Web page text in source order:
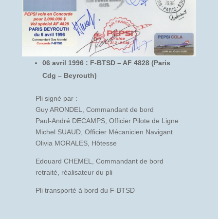
06 avril 1996 : F-BTSD – AF 4828 (Paris
Cdg – Beyrouth)
Pli signé par :
Guy ARONDEL, Commandant de bord
Paul-André DECAMPS, Officier Pilote de Ligne
Michel SUAUD, Officier Mécanicien Navigant
Olivia MORALES, Hôtesse
Edouard CHEMEL, Commandant de bord
retraité, réalisateur du pli
Pli transporté à bord du F-BTSD